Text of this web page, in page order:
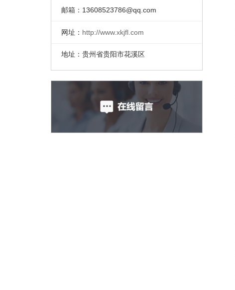
邮箱： 13608523786@qq.com
网址： http://www.xkjfl.com
地址：贵州省贵阳市花溪区